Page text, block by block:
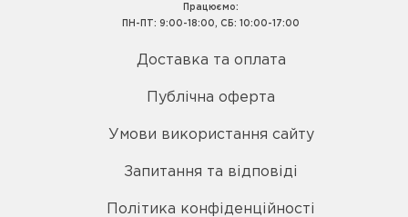
Працюємо:
ПН-ПТ: 9:00-18:00, СБ: 10:00-17:00
Доставка та оплата
Публічна оферта
Умови використання сайту
Запитання та відповіді
Політика конфіденційності